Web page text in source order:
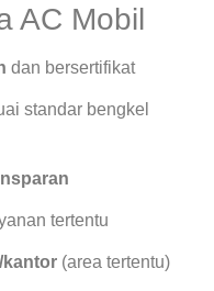
AC Mobil
dan bersertifikat
standar bengkel
tertentu
kantor (area tertentu)